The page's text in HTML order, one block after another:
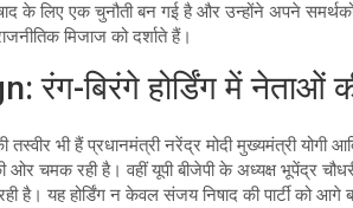
के लिए एक चुनौती बन गई है और उन्होंने अपने
मिजाज को दर्शाते हैं।
बिरंगे होर्डिंग में नेताओं
तस्वीर भी हैं प्रधानमंत्री नरेंद्र मोदी मुख्यमंत्री योगी
चमक रही है। वहीं यूपी बीजेपी के अध्यक्ष भूपेंद्र
है। यह होर्डिंग न केवल संजय निषाद की पार्टी को